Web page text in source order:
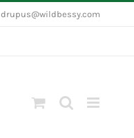
drupus@wildbessy.com